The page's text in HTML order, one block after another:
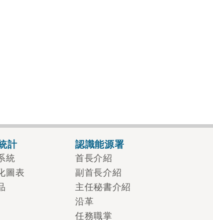
計
統
圖表
認識能源署
首長介紹
副首長介紹
主任秘書介紹
沿革
任務職掌